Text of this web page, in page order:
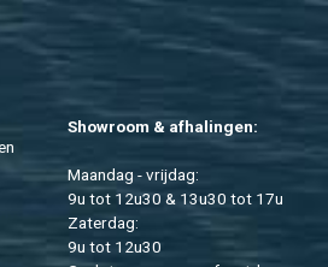
Show­room & af­ha­lin­gen:
Maan­dag - vrij­dag:
9u tot 12u30 & 13u30 tot 17u
Za­ter­dag:
9u tot 12u30